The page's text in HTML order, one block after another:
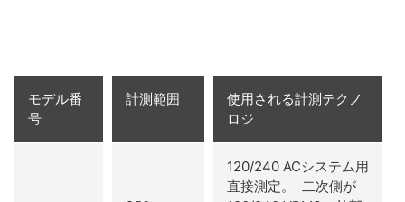
モデル番
号
計測範囲
使用される計測テクノ
ロジ
120/240 ACシステム用
直接測定。 二次側が